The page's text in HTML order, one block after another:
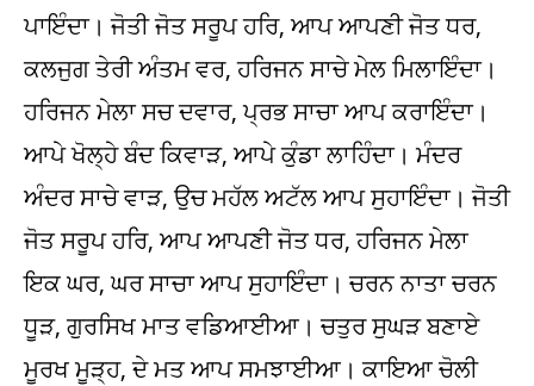
ਪਾਇੰਦਾ। ਜੋਤੀ ਜੋਤ ਸਰੂਪ ਹਰਿ, ਆਪ ਆਪਣੀ ਜੋਤ ਧਰ,
ਕਲਜੁਗ ਤੇਰੀ ਅੰਤਮ ਵਰ, ਹਰਿਜਨ ਸਾਚੇ ਮੇਲ ਮਿਲਾਇੰਦਾ।
ਹਰਿਜਨ ਮੇਲਾ ਸਚ ਦਵਾਰ, ਪ੍ਰਭ ਸਾਚਾ ਆਪ ਕਰਾਇੰਦਾ।
ਆਪੇ ਖੋਲ੍ਹੇ ਬੰਦ ਕਿਵਾੜ, ਆਪੇ ਕੁੰਡਾ ਲਾਹਿੰਦਾ। ਮੰਦਰ
ਅੰਦਰ ਸਾਚੇ ਵਾੜ, ਉਚ ਮਹੱਲ ਅਟੱਲ ਆਪ ਸੁਹਾਇੰਦਾ। ਜੋਤੀ
ਜੋਤ ਸਰੂਪ ਹਰਿ, ਆਪ ਆਪਣੀ ਜੋਤ ਧਰ, ਹਰਿਜਨ ਮੇਲਾ
ਇਕ ਘਰ, ਘਰ ਸਾਚਾ ਆਪ ਸੁਹਾਇੰਦਾ। ਚਰਨ ਨਾਤਾ ਚਰਨ
ਧੂੜ, ਗੁਰਸਿਖ ਮਾਤ ਵਡਿਆਈਆ। ਚਤੁਰ ਸੁਘੜ ਬਣਾਏ
ਮੂਰਖ ਮੂੜ੍ਹ, ਦੇ ਮਤ ਆਪ ਸਮਝਾਈਆ। ਕਾਇਆ ਚੋਲੀ